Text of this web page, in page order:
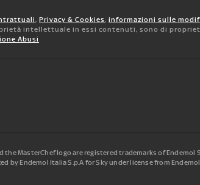
, Privacy & Cookies, informazioni sulle
intellettuale in essi contenuti, sono di
Abusi
the MasterChef logo are registered trademarks of Endemol
by Endemol Italia S.p.A for Sky under license from